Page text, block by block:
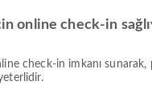
online check-in